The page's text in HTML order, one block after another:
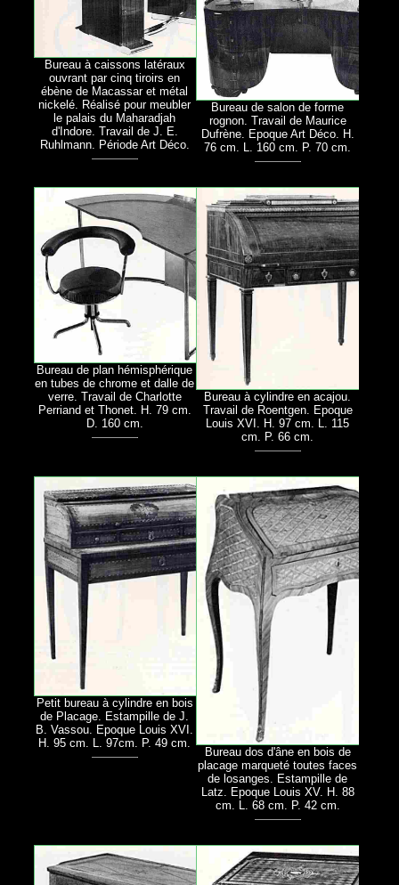
Bureau à caissons latéraux
ouvrant par cinq tiroirs en
ébène de Macassar et métal
nickelé. Réalisé pour meubler
le palais du Maharadjah
d'Indore. Travail de J. E.
Ruhlmann. Période Art Déco.
Bureau de salon de forme
rognon. Travail de Maurice
Dufrène. Epoque Art Déco. H.
76 cm. L. 160 cm. P. 70 cm.
Bureau de plan hémisphérique
en tubes de chrome et dalle de
verre. Travail de Charlotte
Perriand et Thonet. H. 79 cm.
D. 160 cm.
Bureau à cylindre en acajou.
Travail de Roentgen. Epoque
Louis XVI. H. 97 cm. L. 115
cm. P. 66 cm.
Petit bureau à cylindre en bois
de Placage. Estampille de J.
B. Vassou. Epoque Louis XVI.
H. 95 cm. L. 97cm. P. 49 cm.
Bureau dos d'âne en bois de
placage marqueté toutes faces
de losanges. Estampille de
Latz. Epoque Louis XV. H. 88
cm. L. 68 cm. P. 42 cm.